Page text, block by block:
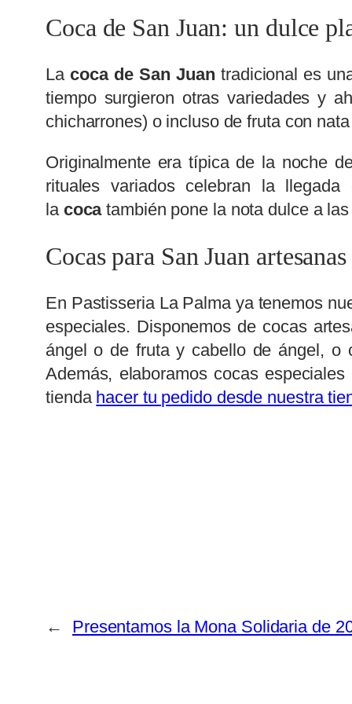
Coca de San Juan: un dulce
La coca de San Juan tradicional es
tiempo surgieron otras variedades y
chicharrones) o incluso de fruta con
Originalmente era típica de la noche
rituales variados celebran la
la cocatambién pone la nota dulce a
Cocas para San Juan
En Pastisseria La Palma ya tenemos
especiales. Disponemos de cocas
ángel o de fruta y cabello de ángel, o
Además, elaboramos cocas
tienda hacer tu pedido desde nuestra
← Presentamos la Mona Solidaria de